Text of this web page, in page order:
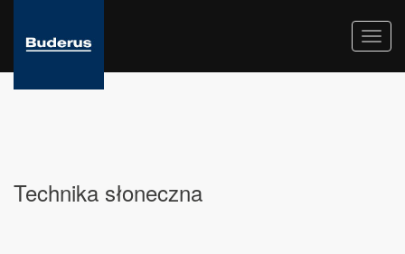
Technika słoneczna